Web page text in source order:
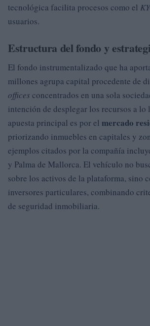
tecnológica facilita procesos como el
usuarios.
Estructura del fondo y
El fondo instrumentalizado que ha
millones agrupa capital procedente de
offices concentrados en una sola
intención de desplegar los recursos a lo
apuesta principal es por el mercado
priorizando inmuebles en capitales y
ejemplos citados por la compañía
y Palma de Mallorca. El vehículo no
sobre los activos de la plataforma, sino
inversores particulares, combinando
de seguridad inmobiliaria.